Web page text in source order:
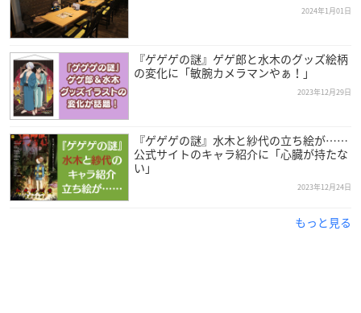
2024年1月01日
『ゲゲゲの謎』ゲゲ郎と水木のグッズ絵柄
の変化に「敏腕カメラマンやぁ！」
2023年12月29日
『ゲゲゲの謎』水木と紗代の立ち絵が……
公式サイトのキャラ紹介に「心臓が持たな
い」
2023年12月24日
もっと見る